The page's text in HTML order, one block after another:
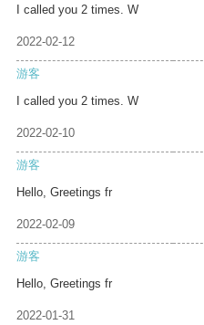
I called you 2 times. W
2022-02-12
游客
I called you 2 times. W
2022-02-10
游客
Hello, Greetings fr
2022-02-09
游客
Hello, Greetings fr
2022-01-31